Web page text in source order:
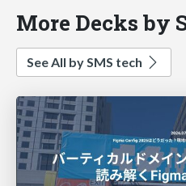
More Decks by
See All by SMS tech